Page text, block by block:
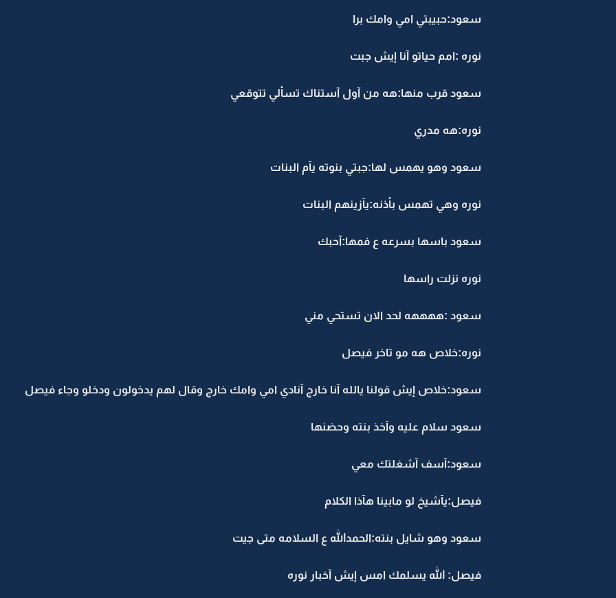
سعود:حبيبتي امي وامك برا
نوره :امم حياتو آنا إيش جبت
سعود قرب منها:هه من آول آستناك تسألي تتوقعي
نوره:هه مدري
سعود وهو يهمس لها:جبتي بنوته يآم البنات
نوره وهي تهمس بأذنه:يآزينهم البنات
سعود باسها بسرعه ع فمها:آحبك
نوره نزلت راسها
سعود :ههههه لحد الان تستحي مني
نوره:خلاص هه مو تاخر فيصل
سعود:خلاص إيش قولنا يالله آنا خارج آنادي امي وامك خارج وقال لهم يدخولون ودخلو وجاء فيصل
سعود سلام عليه وآخذ بنته وحضنها
سعود:آسف آشغلتك معي
فيصل:يآشيخ لو مابينا هآذا الكلام
سعود وهو شايل بنته:الحمدالله ع السلامه متى جيت
فيصل: الله يسلمك امس إيش آخبار نوره